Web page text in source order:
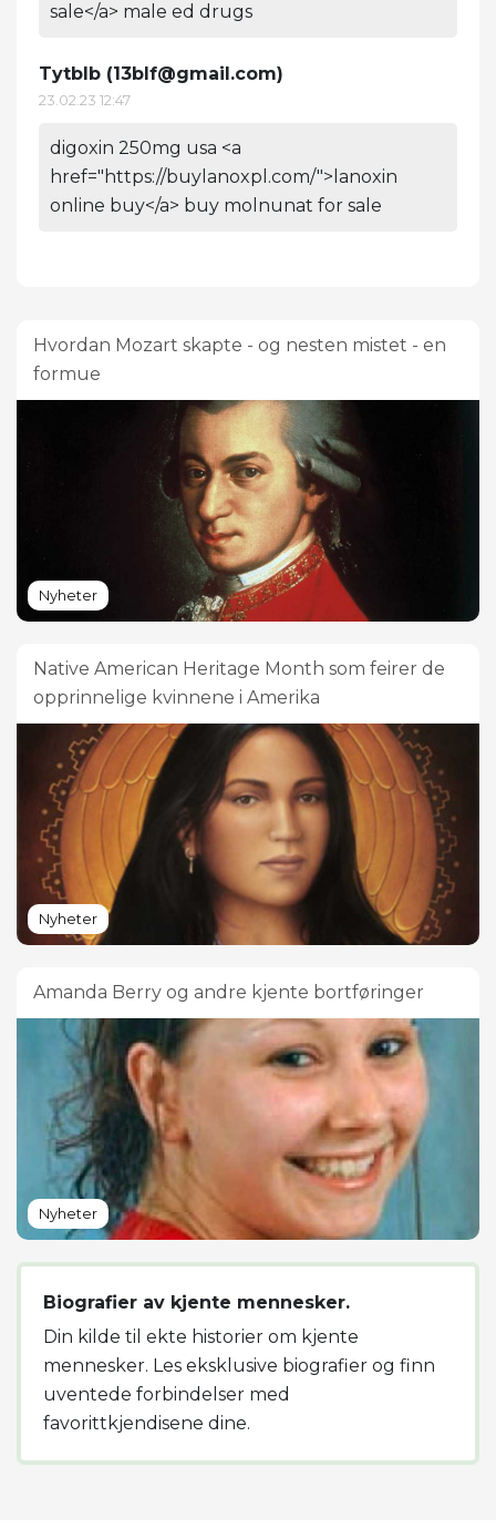
sale</a> male ed drugs
Tytblb (13blf@gmail.com)
23.02.23 12:47
digoxin 250mg usa <a
href="https://buylanoxpl.com/">lanoxin
online buy</a> buy molnunat for sale
Hvordan Mozart skapte - og nesten mistet - en
formue
Nyheter
Native American Heritage Month som feirer de
opprinnelige kvinnene i Amerika
Nyheter
Amanda Berry og andre kjente bortføringer
Nyheter
Biografier av kjente mennesker.
Din kilde til ekte historier om kjente
mennesker. Les eksklusive biografier og finn
uventede forbindelser med
favorittkjendisene dine.